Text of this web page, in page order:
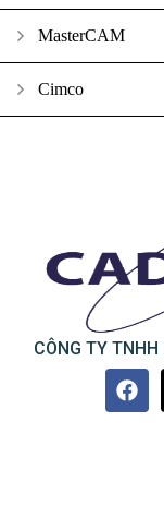
MasterCAM
Cimco
CÔNG TY